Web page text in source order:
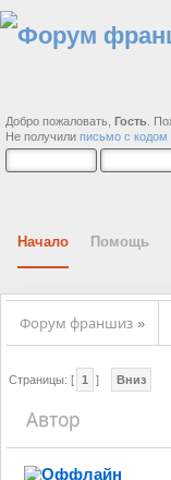
Добро пожаловать, Гость .
Не получили письмо с кодом
Начало Помощь
Форум франшиз »
Страницы: [ 1 ] Вниз
Автор